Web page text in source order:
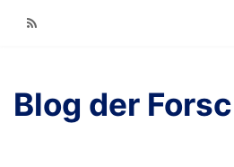
Blog der